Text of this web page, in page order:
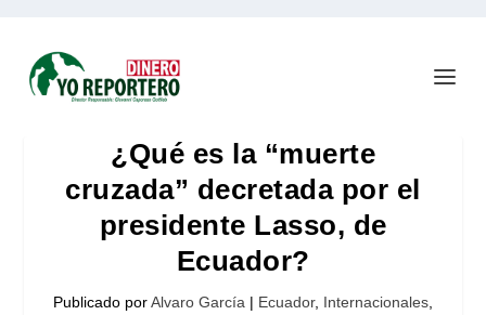
¿Qué es la “muerte
cruzada” decretada por el
presidente Lasso, de
Ecuador?
Publicado porAlvaro García | Ecuador, Internacionales